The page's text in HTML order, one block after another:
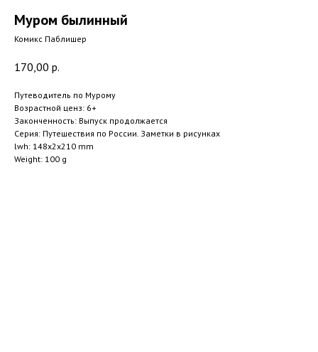
Муром былинный
Комикс Паблишер
170,00 р.
Путеводитель по Мурому
Возрастной ценз: 6+
Законченность: Выпуск продолжается
Серия: Путешествия по России. Заметки в рисунках
lwh: 148x2x210 mm
Weight: 100 g